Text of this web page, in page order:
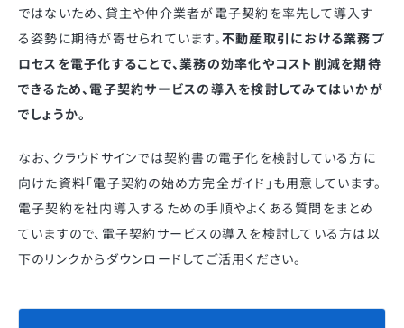
ではないため、貸主や仲介業者が電子契約を率先して導入す
る姿勢に期待が寄せられています。不動産取引における業務プ
ロセスを電子化することで、業務の効率化やコスト削減を期待
できるため、電子契約サービスの導入を検討してみてはいかが
でしょうか。
なお、クラウドサインでは契約書の電子化を検討している方に
向けた資料「電子契約の始め方完全ガイド」も用意しています。
電子契約を社内導入するための手順やよくある質問をまとめ
ていますので、電子契約サービスの導入を検討している方は以
下のリンクからダウンロードしてご活用ください。